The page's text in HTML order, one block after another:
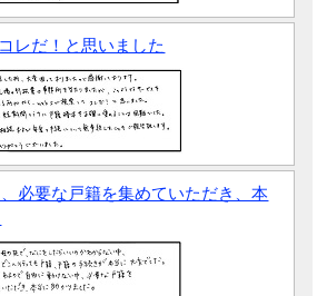
レだ！と思いました
必要な戸籍を集めていただき、本